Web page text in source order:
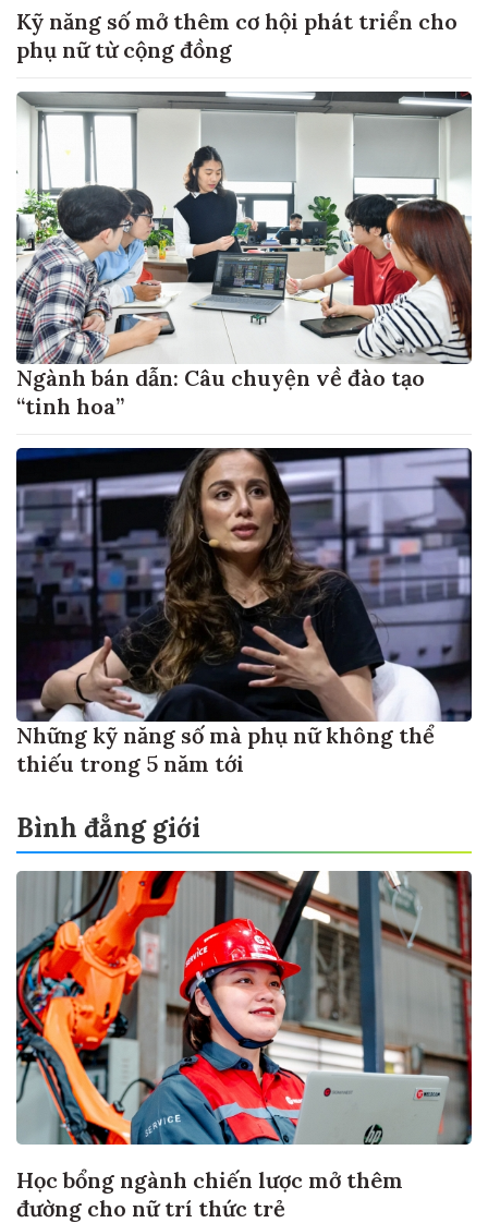
Kỹ năng số mở thêm cơ hội phát triển cho
phụ nữ từ cộng đồng
Ngành bán dẫn: Câu chuyện về đào tạo
“tinh hoa”
Những kỹ năng số mà phụ nữ không thể
thiếu trong 5 năm tới
Bình đẳng giới
Học bổng ngành chiến lược mở thêm
đường cho nữ trí thức trẻ